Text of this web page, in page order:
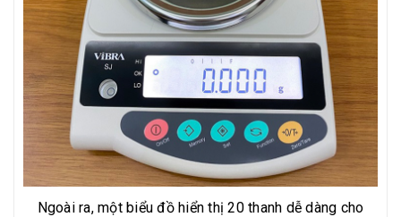
Ngoài ra, một biểu đồ hiển thị 20 thanh dễ dàng cho